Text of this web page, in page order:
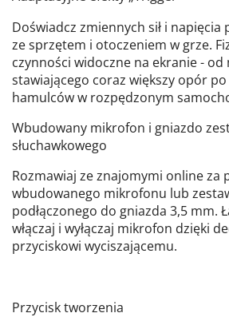
Doświadcz zmiennych sił i napięcia
ze sprzętem i otoczeniem w grze.
czynności widoczne na ekranie - od
stawiającego coraz większy opór
hamulców w rozpędzonym
Wbudowany mikrofon i gniazdo
słuchawkowego
Rozmawiaj ze znajomymi online za
wbudowanego mikrofonu lub
podłączonego do gniazda 3,5 mm.
włączaj i wyłączaj mikrofon dzięki
przyciskowi wyciszającemu.
Przycisk tworzenia